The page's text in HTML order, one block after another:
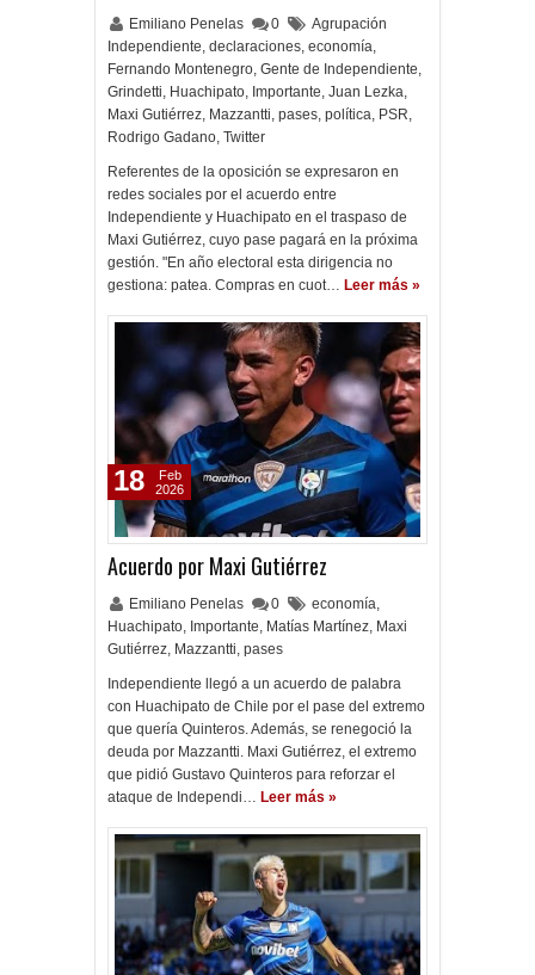
Emiliano Penelas 0
Agrupación
Independiente, declaraciones, economía,
Fernando Montenegro, Gente de Independiente,
Grindetti, Huachipato, Importante, Juan Lezka,
Maxi Gutiérrez, Mazzantti, pases, política, PSR,
Rodrigo Gadano, Twitter
Referentes de la oposición se expresaron en
redes sociales por el acuerdo entre
Independiente y Huachipato en el traspaso de
Maxi Gutiérrez, cuyo pase pagará en la próxima
gestión. "En año electoral esta dirigencia no
gestiona: patea. Compras en cuot… Leer más »
Acuerdo por Maxi Gutiérrez
Emiliano Penelas 0 economía,
Huachipato, Importante, Matías Martínez, Maxi
Gutiérrez, Mazzantti, pases
Independiente llegó a un acuerdo de palabra
con Huachipato de Chile por el pase del extremo
que quería Quinteros. Además, se renegoció la
deuda por Mazzantti. Maxi Gutiérrez, el extremo
que pidió Gustavo Quinteros para reforzar el
ataque de Independi… Leer más »
18
Feb
2026